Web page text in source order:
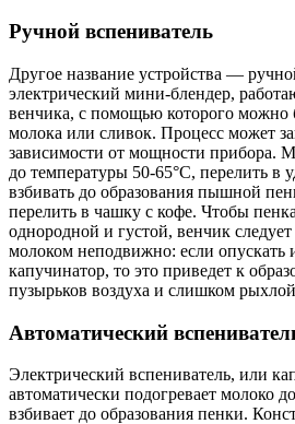
Ручной вспениватель
Другое название устройства —
электрический мини-блендер,
венчика, с помощью которого можно
молока или сливок. Процесс может
зависимости от мощности прибора.
до температуры 50-65°C, перелить в
взбивать до образования пышной
перелить в чашку с кофе. Чтобы
однородной и густой, венчик
молоком неподвижно: если опускать
капучинатор, то это приведет к
пузырьков воздуха и слишком
Автоматический
Электрический вспениватель, или
автоматически подогревает молоко
взбивает до образования пенки.